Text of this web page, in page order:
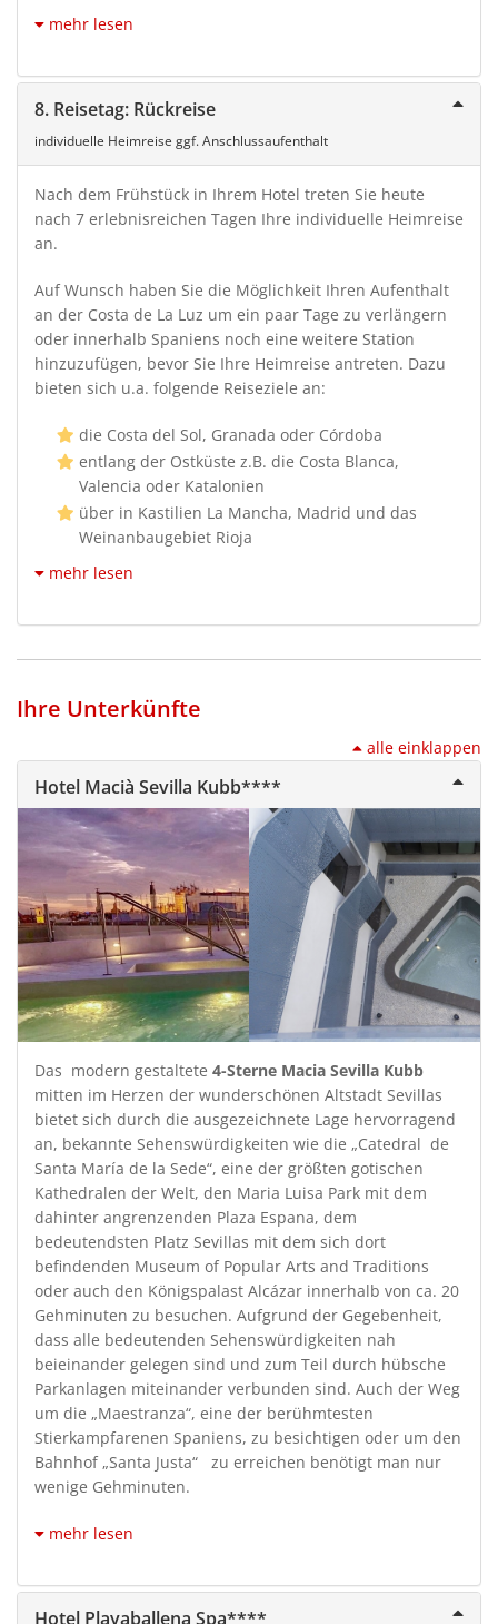
mehr lesen
8. Reisetag: Rückreise
individuelle Heimreise ggf. Anschlussaufenthalt
Nach dem Frühstück in Ihrem Hotel treten Sie heute
nach 7 erlebnisreichen Tagen Ihre individuelle Heimreise
an.
Auf Wunsch haben Sie die Möglichkeit Ihren Aufenthalt
an der Costa de La Luz um ein paar Tage zu verlängern
oder innerhalb Spaniens noch eine weitere Station
hinzuzufügen, bevor Sie Ihre Heimreise antreten. Dazu
bieten sich u.a. folgende Reiseziele an:
die Costa del Sol, Granada oder Córdoba
entlang der Ostküste z.B. die Costa Blanca,
Valencia oder Katalonien
über in Kastilien La Mancha, Madrid und das
Weinanbaugebiet Rioja
mehr lesen
Ihre Unterkünfte
alle einklappen
Hotel Macià Sevilla Kubb****
Das modern gestaltete 4-Sterne Macia Sevilla Kubb
mitten im Herzen der wunderschönen Altstadt Sevillas
bietet sich durch die ausgezeichnete Lage hervorragend
an, bekannte Sehenswürdigkeiten wie die „Catedral de
Santa María de la Sede“, eine der größten gotischen
Kathedralen der Welt, den Maria Luisa Park mit dem
dahinter angrenzenden Plaza Espana, dem
bedeutendsten Platz Sevillas mit dem sich dort
befindenden Museum of Popular Arts and Traditions
oder auch den Königspalast Alcázar innerhalb von ca. 20
Gehminuten zu besuchen. Aufgrund der Gegebenheit,
dass alle bedeutenden Sehenswürdigkeiten nah
beieinander gelegen sind und zum Teil durch hübsche
Parkanlagen miteinander verbunden sind. Auch der Weg
um die „Maestranza“, eine der berühmtesten
Stierkampfarenen Spaniens, zu besichtigen oder um den
Bahnhof „Santa Justa“ zu erreichen benötigt man nur
wenige Gehminuten.
mehr lesen
Hotel Playaballena Spa****